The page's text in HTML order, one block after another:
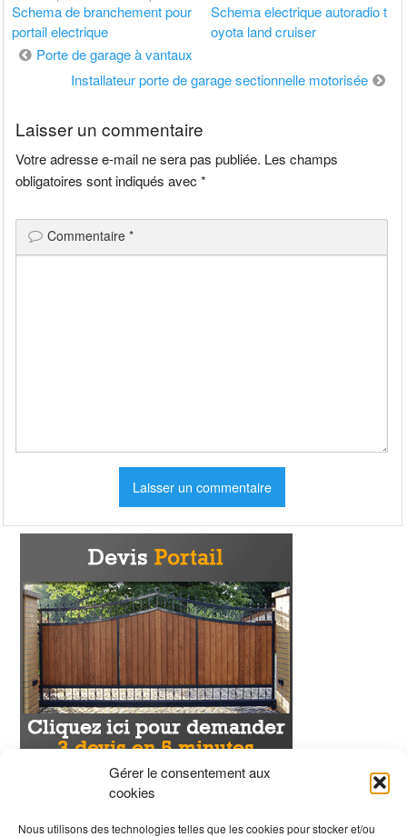
Gérer le consentement aux
cookies
Nous utilisons des technologies telles que les cookies pour stocker et/ou
Schema de branchement pour
portail electrique
Schema electrique autoradio t
oyota land cruiser
Navigation
Porte de garage à vantaux
Installateur porte de garage sectionnelle motorisée
Laisser un commentaire
Votre adresse e-mail ne sera pas publiée. Les champs
obligatoires sont indiqués avec*
Commentaire*